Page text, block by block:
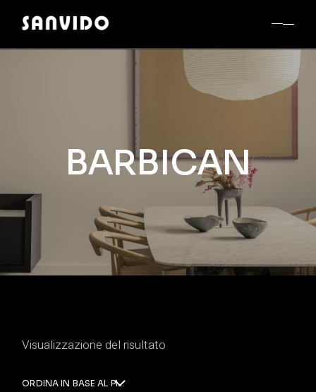
BARBICAN
Visualizzazione del risultato
ORDINA IN BASE AL PIÙ RECENTE